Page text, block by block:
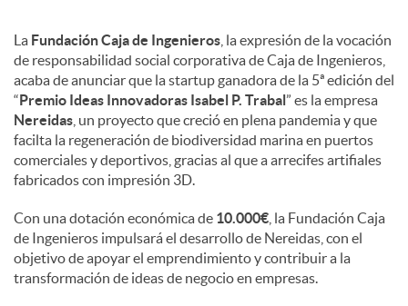
s
La Fundación Caja de Ingenieros , la expresión de la vocación
de responsabilidad social corporativa de Caja de Ingenieros,
acaba de anunciar que la startup ganadora de la 5ª edición del
“Premio Ideas Innovadoras Isabel P. Trabal” es la empresa
Nereidas , un proyecto que creció en plena pandemia y que
facilta la regeneración de biodiversidad marina en puertos
comerciales y deportivos, gracias al que a arrecifes artifiales
fabricados con impresión 3D.
Con una dotación económica de 10.000€ , la Fundación Caja
de Ingenieros impulsará el desarrollo de Nereidas, con el
objetivo de apoyar el emprendimiento y contribuir a la
transformación de ideas de negocio en empresas.